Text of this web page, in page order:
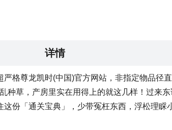
详情
格尊龙凯时(中国)官方网站，非指定物品径
草，产房里实在用得上的就这几样！过来
份「通关宝典」，少带冤枉东西，浮松理睬